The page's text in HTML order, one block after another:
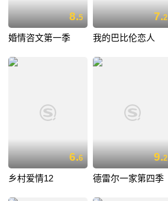
8.5
婚情咨文第一季
7.2
我的巴比伦恋人
6.6
乡村爱情12
9.2
德雷尔一家第四季